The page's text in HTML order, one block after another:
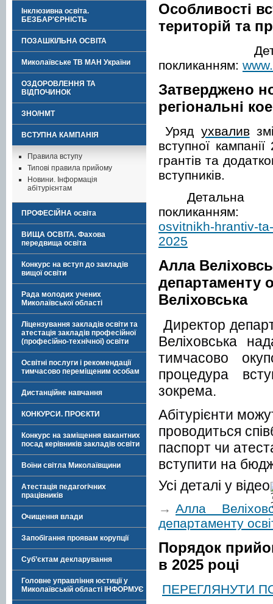
Інклюзивна освіта.
БЕЗБАР'ЄРНІСТЬ
ПОЗАШКІЛЬНА ОСВІТА
Миколаївське ТВ МАН України
ОЗДОРОВЛЕННЯ ТА
ВІДПОЧИНОК
ЗНО/НМТ
ВСТУПНА КАМПАНІЯ
Правила вступу
Типові правила прийому
Новини. Інформація
абітурієнтам
ПРОФЕСІЙНА освіта
ВИЩА ОСВІТА. Фахова
передвища освіта
Конкурс на вступ до закладів
вищої освіти
Рада молодих учених
Миколаївської області
Ліцензування закладів освіти та
атестація закладів професійної
(професійно-технічної) освіти
Освітні послуги і рекомендації
тимчасово переміщеним особам
Дистанційне навчання
КОНКУРСИ. ПРОЄКТИ
Конкурс на заміщення вакантних
посад керівників закладів освіти
Воїни світла Миколаївщини
Атестація педагогічних
працівників
Очищення влади
Запобігання проявам корупції
Суб’єктам декларування
Головне управління юстиції у
Миколаївській області ІНФОРМУЄ
Особливості
територій та
покликанням:
Затверджено
регіональні
Уряд ухвалив
вступної
грантів та
вступників.
osvitnikh-hrantiv-
2025
Алла
департаменту
Веліховська
Директор
Веліховська
тимчасово
процедура
зокрема.
Абітурієнти
проводиться
паспорт чи
вступити на
Усі деталі у відео
→ Алла
департаменту
Порядок
в 2025 році
ПЕРЕГЛЯНУТИ